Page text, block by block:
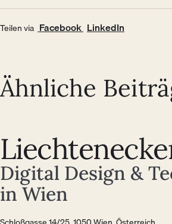
Teilen via Facebook (Öffnet in neuem
LinkedIn
Ähnliche
Digital Design &
in Wien